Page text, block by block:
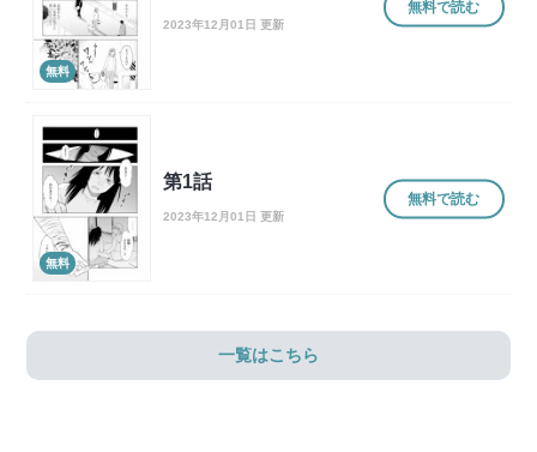
無料
2023年12月01日 更新
無料で読む
無料
第1話
2023年12月01日 更新
無料で読む
一覧はこちら